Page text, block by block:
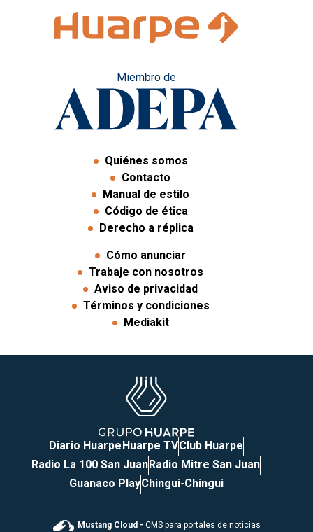
Miembro de
Quiénes somos
Contacto
Manual de estilo
Código de ética
Derecho a réplica
Cómo anunciar
Trabaje con nosotros
Aviso de privacidad
Términos y condiciones
Mediakit
Diario HuarpeHuarpe TVClub Huarpe
Radio La 100 San JuanRadio Mitre San Juan
Guanaco PlayChingui-Chingui
Mustang Cloud - CMS para portales de noticias